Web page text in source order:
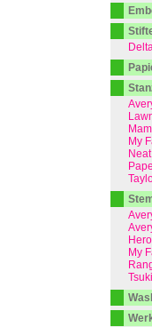
My
My